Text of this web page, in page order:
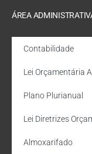
ÁREA
Contabilidade
Lei Orçamentária
Plano Plurianual
Lei Diretrizes
Almoxarifado